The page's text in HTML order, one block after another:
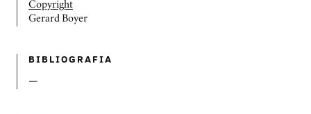
Copyright
Gerard Boyer
BIBLIOGRAFIA
—